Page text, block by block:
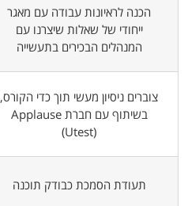
הכנה לראיונות עבודה עם מאגר
ייחודי של שאלות שיצרנו עם
המנהלים הבכירים בתעשייה
צוברים ניסיון מעשי תוך כדי הקורס,
בשיתוף עם חברת Applause
(Utest)
תעודת הסמכת כבודק תוכנה